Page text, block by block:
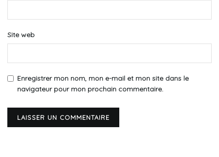
Site web
Enregistrer mon nom, mon e-mail et mon site dans le
navigateur pour mon prochain commentaire.